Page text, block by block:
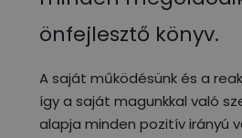
önfejlesztő könyv.
A saját működésünk és a
így a saját magunkkal való
alapja minden pozitív irányú